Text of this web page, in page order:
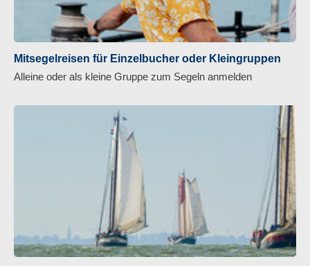
Mitsegelreisen für Einzelbucher oder Kleingruppen
Alleine oder als kleine Gruppe zum Segeln anmelden